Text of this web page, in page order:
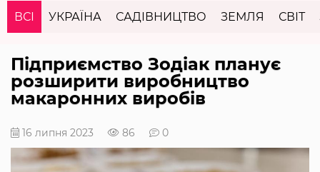
ВСІ УКРАЇНА САДІВНИЦТВО ЗЕМЛЯ СВІТ
Підприємство Зодіак планує
розширити виробництво
макаронних виробів
16 липня 2023 86 0